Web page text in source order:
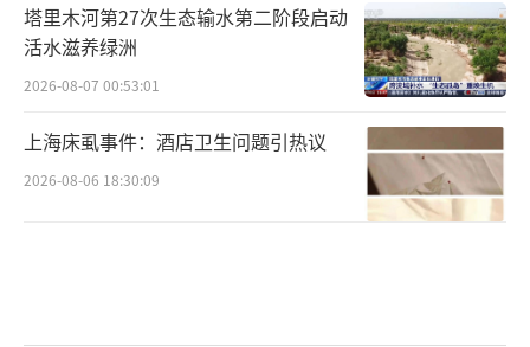
塔里木河第27次生态输水第二阶段启动
活水滋养绿洲
2026-08-07 00:53:01
上海床虱事件：酒店卫生问题引热议
2026-08-06 18:30:09